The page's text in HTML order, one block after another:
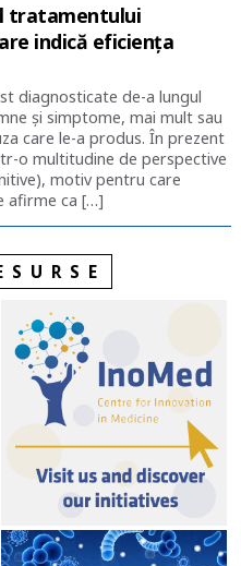
tratamentului
indică eficiența
diagnosticate de-a lungul
și simptome, mai mult sau
care le-a produs. În prezent
o multitudine de perspective
motiv pentru care
afirme ca […]